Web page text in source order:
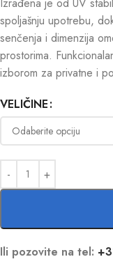
Izrađena je od UV
spoljašnju upotrebu,
senčenja i dimenzija
prostorima.
izborom za privatne i
VELIČINE
Ili pozovite na tel: